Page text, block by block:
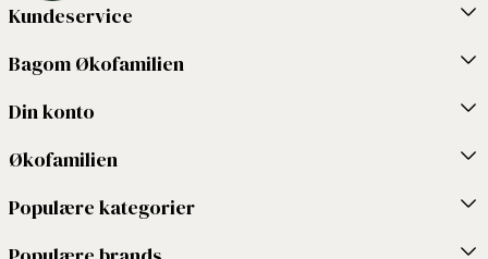
Kundeservice
Bagom Økofamilien
Din konto
Økofamilien
Populære kategorier